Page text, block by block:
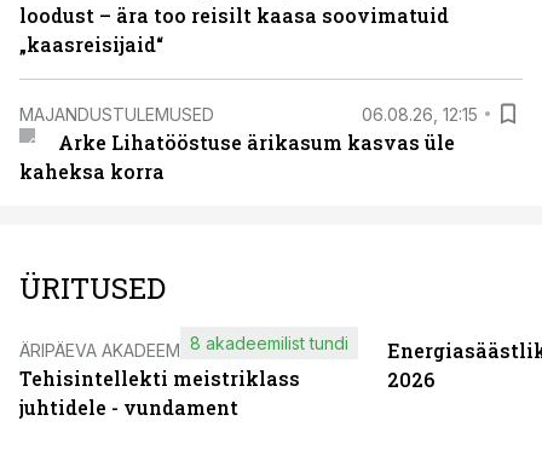
loodust – ära too reisilt kaasa soovimatuid
„kaasreisijaid“
MAJANDUSTULEMUSED 06.08.26, 12:15
Arke Lihatööstuse ärikasum kasvas üle
kaheksa korra
ÜRITUSED
ÄRIPÄEVA AKADEEMIA
Tehisintellekti meistriklass
juhtidele - vundament
8 akadeemilist tundi
2026